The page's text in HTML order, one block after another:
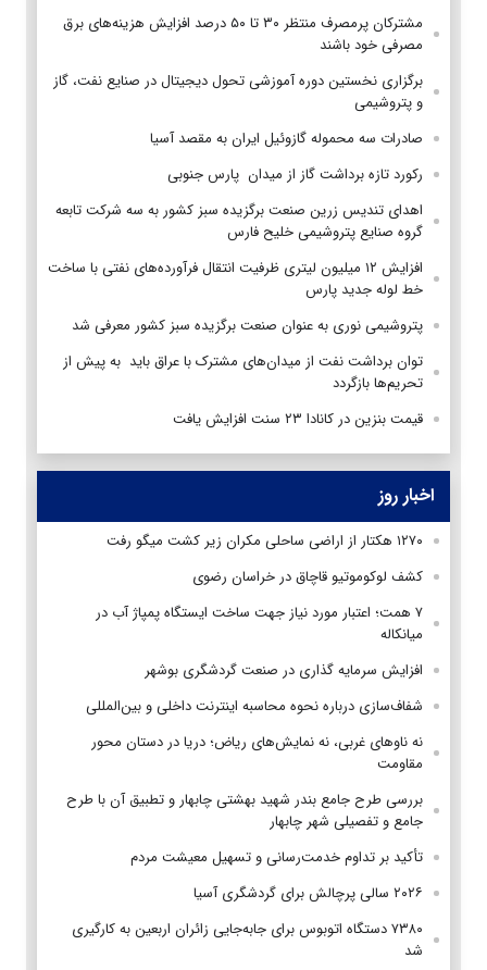
مشترکان پرمصرف منتظر ۳۰ تا ۵۰ درصد افزایش هزینه‌های برق
مصرفی خود باشند
برگزاری نخستین دوره آموزشی تحول دیجیتال در صنایع نفت، گاز
و پتروشیمی
صادرات سه محموله گازوئیل ایران به مقصد آسیا
رکورد تازه برداشت گاز از میدان پارس جنوبی
اهدای تندیس زرین صنعت برگزیده سبز کشور به سه شرکت تابعه
گروه صنایع پتروشیمی خلیح فارس
افزایش ۱۲ میلیون لیتری ظرفیت انتقال فرآورده‌های نفتی با ساخت
خط لوله جدید پارس
پتروشیمی نوری به عنوان صنعت برگزیده سبز کشور معرفی شد
توان برداشت نفت از میدان‌های مشترک با عراق باید به پیش از
تحریم‌ها بازگردد
قیمت بنزین در کانادا ۲۳ سنت افزایش یافت
اخبار روز
۱۲۷۰ هکتار از اراضی ساحلی مکران زیر کشت میگو رفت
کشف لوکوموتیو قاچاق در خراسان رضوی
۷ همت؛ اعتبار مورد نیاز جهت ساخت ایستگاه پمپاژ آب در
میانکاله
افزایش سرمایه گذاری در صنعت گردشگری بوشهر
شفاف‌سازی درباره نحوه محاسبه اینترنت داخلی و بین‌المللی
نه ناوهای غربی، نه نمایش‌های ریاض؛ دریا در دستان محور
مقاومت
بررسی طرح جامع بندر شهید بهشتی چابهار و تطبیق آن با طرح
جامع و تفصیلی شهر چابهار
تأکید بر تداوم خدمت‌رسانی و تسهیل معیشت مردم
۲۰۲۶ سالی پرچالش برای گردشگری آسیا
۷۳۸۰ دستگاه اتوبوس برای جابه‌جایی زائران اربعین به‌ کارگیری
شد